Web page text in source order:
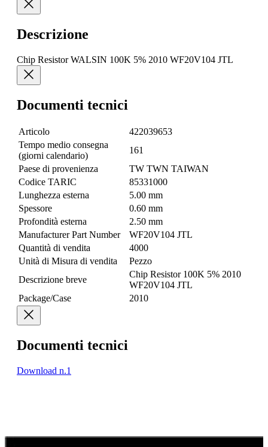
Descrizione
Chip Resistor WALSIN 100K 5% 2010 WF20V104 JTL
Documenti tecnici
Articolo
422039653
Tempo medio consegna
(giorni calendario)
161
Paese di provenienza
TW TWN TAIWAN
Codice TARIC
85331000
Lunghezza esterna
5.00 mm
Spessore
0.60 mm
Profondità esterna
2.50 mm
Manufacturer Part Number
WF20V104 JTL
Quantità di vendita
4000
Unità di Misura di vendita
Pezzo
Descrizione breve
Chip Resistor 100K 5% 2010
WF20V104 JTL
Package/Case
2010
Documenti tecnici
Download n.1